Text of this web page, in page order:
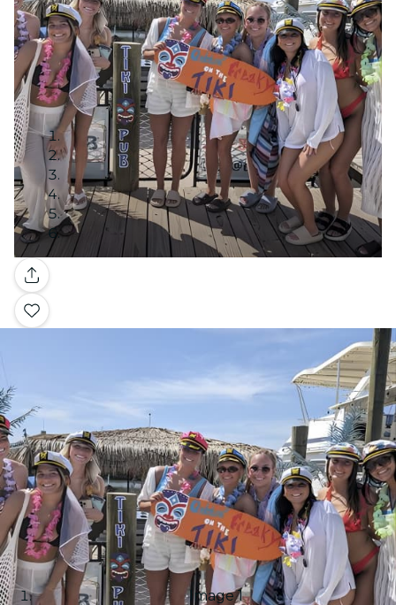
Galería
Image 1